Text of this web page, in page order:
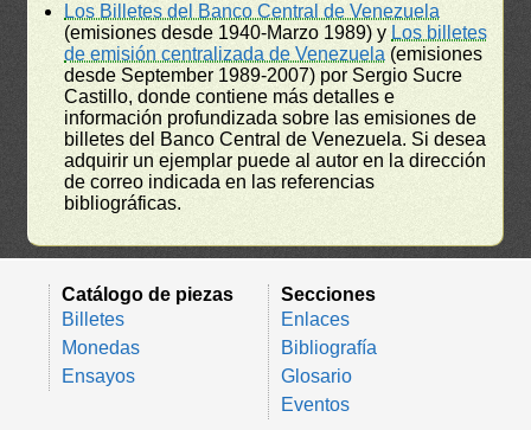
Los Billetes del Banco Central de Venezuela
(emisiones desde 1940-Marzo 1989) y Los billetes
de emisión centralizada de Venezuela (emisiones
desde September 1989-2007) por Sergio Sucre
Castillo, donde contiene más detalles e
información profundizada sobre las emisiones de
billetes del Banco Central de Venezuela. Si desea
adquirir un ejemplar puede al autor en la dirección
de correo indicada en las referencias
bibliográficas.
Catálogo de piezas
Billetes
Monedas
Ensayos
Secciones
Enlaces
Bibliografía
Glosario
Eventos